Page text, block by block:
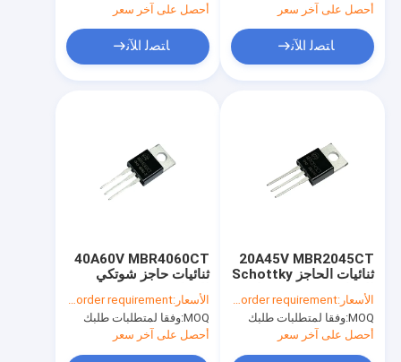
أحصل على آخر سعر
ﺎﺘﺼﻟ ﺍﻶﻧ
أحصل على آخر سعر
ﺎﺘﺼﻟ ﺍﻶﻧ
40A60V MBR4060CT
ثنائيات حاجز شوتكي
للإضاءة TO-220AB
الأسعار:According to your order requirement
MOQ: وفقا لمتطلبات طلبك
أحصل على آخر سعر
20A45V MBR2045CT
ثنائيات الحاجز Schottky
للإضاءة LED والمحولات
الأسعار:According to your order requirement
MOQ: وفقا لمتطلبات طلبك
أحصل على آخر سعر